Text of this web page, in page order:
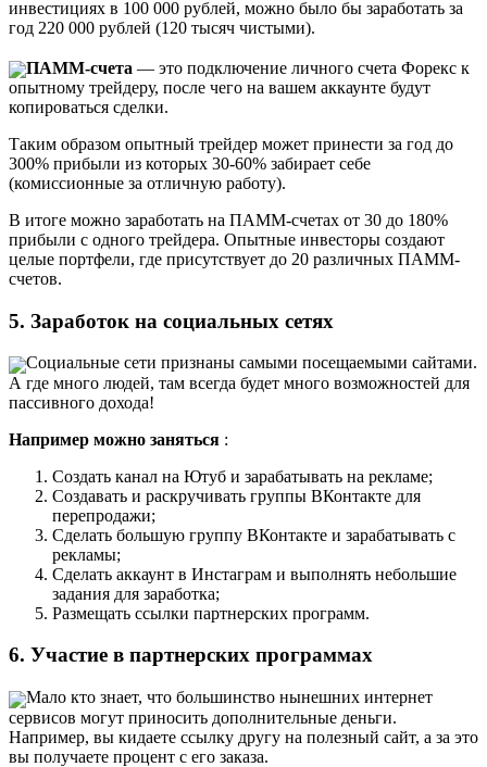
инвестициях в 100 000 рублей, можно было бы заработать за
год 220 000 рублей (120 тысяч чистыми).
ПАММ-счета — это подключение личного счета Форекс к
опытному трейдеру, после чего на вашем аккаунте будут
копироваться сделки.
Таким образом опытный трейдер может принести за год до
300% прибыли из которых 30-60% забирает себе
(комиссионные за отличную работу).
В итоге можно заработать на ПАММ-счетах от 30 до 180%
прибыли с одного трейдера. Опытные инвесторы создают
целые портфели, где присутствует до 20 различных ПАММ-
счетов.
5. Заработок на социальных сетях
Социальные сети признаны самыми посещаемыми сайтами.
А где много людей, там всегда будет много возможностей для
пассивного дохода!
Например можно заняться :
Создать канал на Ютуб и зарабатывать на рекламе;
Создавать и раскручивать группы ВКонтакте для
перепродажи;
Сделать большую группу ВКонтакте и зарабатывать с
рекламы;
Сделать аккаунт в Инстаграм и выполнять небольшие
задания для заработка;
Размещать ссылки партнерских программ.
6. Участие в партнерских программах
Мало кто знает, что большинство нынешних интернет
сервисов могут приносить дополнительные деньги.
Например, вы кидаете ссылку другу на полезный сайт, а за это
вы получаете процент с его заказа.